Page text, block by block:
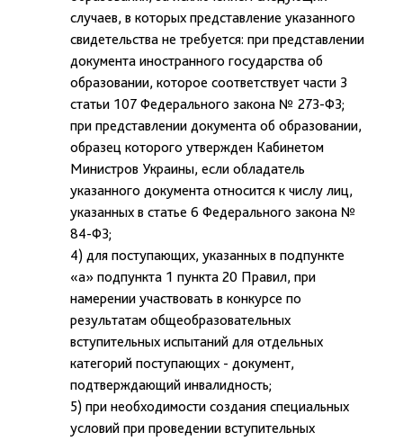
случаев, в которых представление указанного
свидетельства не требуется: при представлении
документа иностранного государства об
образовании, которое соответствует части 3
статьи 107 Федерального закона № 273-ФЗ;
при представлении документа об образовании,
образец которого утвержден Кабинетом
Министров Украины, если обладатель
указанного документа относится к числу лиц,
указанных в статье 6 Федерального закона №
84-ФЗ;
4) для поступающих, указанных в подпункте
«а» подпункта 1 пункта 20 Правил, при
намерении участвовать в конкурсе по
результатам общеобразовательных
вступительных испытаний для отдельных
категорий поступающих - документ,
подтверждающий инвалидность;
5) при необходимости создания специальных
условий при проведении вступительных